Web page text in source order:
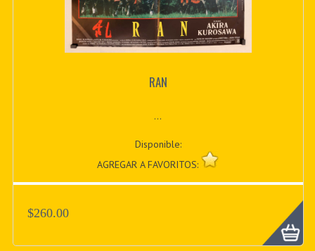
RAN
...
Disponible:
AGREGAR A FAVORITOS:
$260.00